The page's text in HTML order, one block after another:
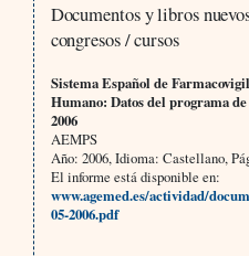
Documentos y libros
congresos / cursos
Sistema Español de
Humano: Datos del programa
2006
AEMPS
Año: 2006, Idioma: Castellano,
El informe está disponible en:
www.agemed.es/actividad/
05-2006.pdf